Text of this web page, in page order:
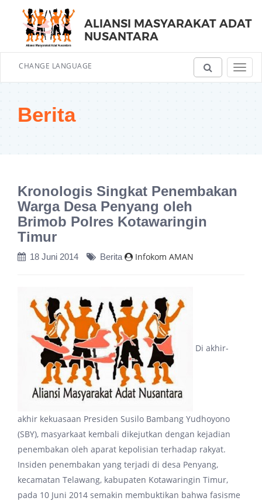
ALIANSI MASYARAKAT ADAT
NUSANTARA
CHANGE LANGUAGE
Berita
Kronologis Singkat Penembakan
Warga Desa Penyang oleh
Brimob Polres Kotawaringin
Timur
18 Juni 2014 Berita Infokom AMAN
Di akhir-
akhir kekuasaan Presiden Susilo Bambang Yudhoyono
(SBY), masyarkaat kembali dikejutkan dengan kejadian
penembakan oleh aparat kepolisian terhadap rakyat.
Insiden penembakan yang terjadi di desa Penyang,
kecamatan Telawang, kabupaten Kotawaringin Timur,
pada 10 Juni 2014 semakin membuktikan bahwa fasisme